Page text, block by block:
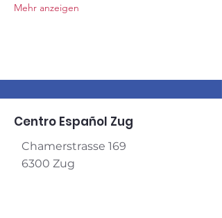
Mehr anzeigen
Centro Español Zug
Chamerstrasse 169
6300 Zug